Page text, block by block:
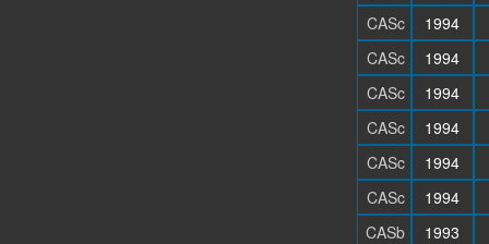
CASc
1994
CASc
1994
CASc
1994
CASc
1994
CASc
1994
CASc
1994
CASb
1993